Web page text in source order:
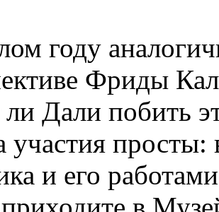
году
Фриды
Дали побить
участия просты:
и его